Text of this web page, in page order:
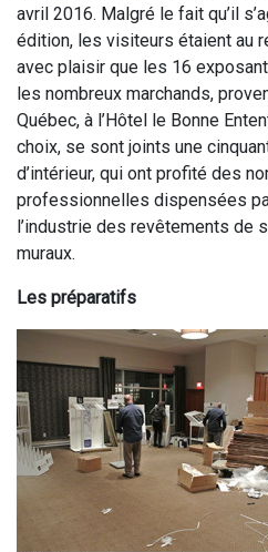
avril 2016. Malgré le fait qu’il
édition, les visiteurs étaient au
avec plaisir que les 16
les nombreux marchands,
Québec, à l’Hôtel le Bonne
choix, se sont joints une
d’intérieur, qui ont profité des
professionnelles dispensées
l’industrie des revêtements de
muraux.
Les préparatifs